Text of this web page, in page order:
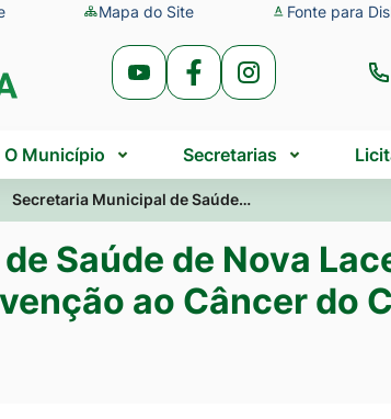
Mapa do Site Fonte para
Acessar
Rede
Social
Youtube
Acessar
Rede
Social
Facebook
Acessar
Rede
Social
Instagram
O Município Secretarias
Secretaria Municipal de Saúde…
Saúde de Nova
ao Câncer do